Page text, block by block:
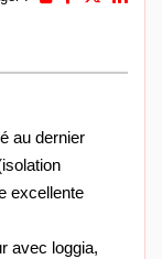
au dernier
excellente
avec loggia,